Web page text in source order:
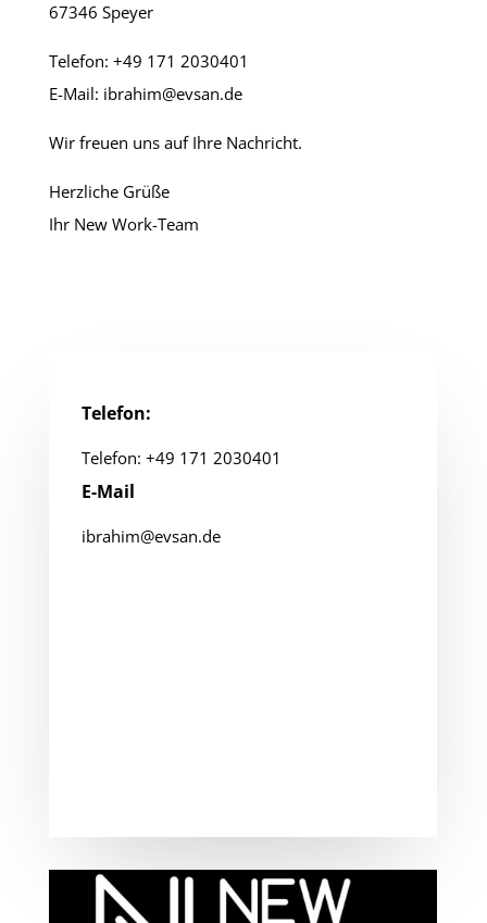
67346 Speyer
Telefon: +49 171 2030401
E-Mail: ibrahim@evsan.de
Wir freuen uns auf Ihre Nachricht.
Herzliche Grüße
Ihr New Work-Team
Telefon:
Telefon: +49 171 2030401
E-Mail
ibrahim@evsan.de